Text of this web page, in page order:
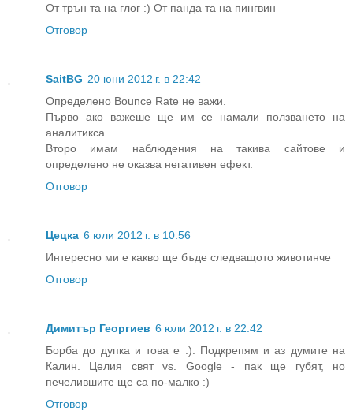
От трън та на глог :) От панда та на пингвин
Отговор
SaitBG 20 юни 2012 г. в 22:42
Определено Bounce Rate не важи.
Първо ако важеше ще им се намали ползването на
аналитикса.
Второ имам наблюдения на такива сайтове и
определено не оказва негативен ефект.
Отговор
Цецка 6 юли 2012 г. в 10:56
Интересно ми е какво ще бъде следващото животинче
Отговор
Димитър Георгиев 6 юли 2012 г. в 22:42
Борба до дупка и това е :). Подкрепям и аз думите на
Калин. Целия свят vs. Google - пак ще губят, но
печелившите ще са по-малко :)
Отговор